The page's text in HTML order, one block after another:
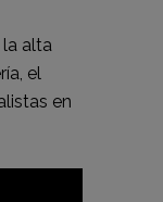
alta
el
en